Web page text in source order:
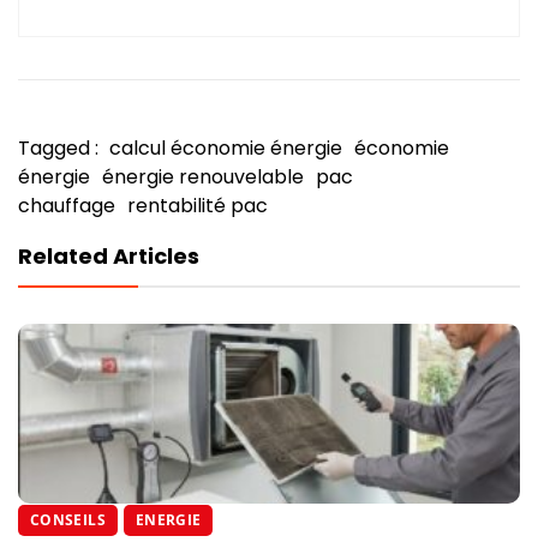
Tagged : calcul économie énergie économie
énergie énergie renouvelable pac
chauffage rentabilité pac
Related Articles
CONSEILS ENERGIE